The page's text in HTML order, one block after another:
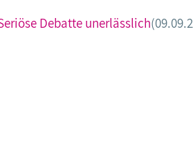
Debatte unerlässlich